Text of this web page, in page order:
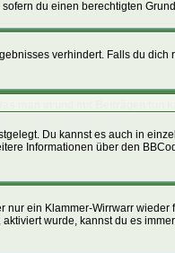
du einen berechtigten
verhindert. Falls du
Du kannst es auch in
Informationen über den
nur ein Klammer-Wirrwarr wieder
wurde, kannst du es